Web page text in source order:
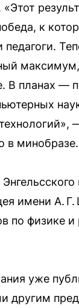
к
педагоги.
максимум,
В планах —
в минобразе.
имени А.
по физике
уже
другим